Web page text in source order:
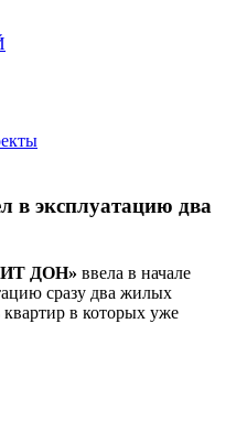
в эксплуатацию два
ДОН» ввела в начале
сразу два жилых
квартир в которых уже